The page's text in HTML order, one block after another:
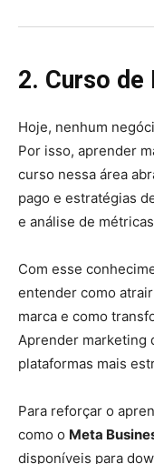
2. Curso de
Hoje, nenhum
Por isso, aprender
curso nessa área
pago e estratégias
e análise de
Com esse
entender como
marca e como
Aprender marketing
plataformas mais
Para reforçar o
como o Meta
disponíveis para